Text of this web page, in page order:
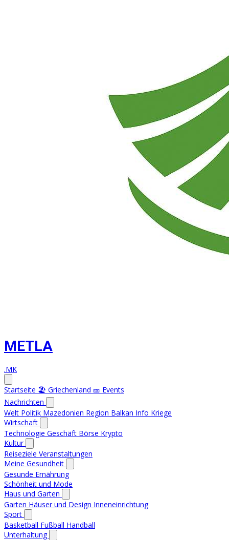
METLA
.MK
Startseite 🏖️ Griechenland 🎫 Events
Nachrichten
Welt Politik Mazedonien Region Balkan Info Kriege
Wirtschaft
Technologie Geschäft Börse Krypto
Kultur
Reiseziele Veranstaltungen
Meine Gesundheit
Gesunde Ernährung
Schönheit und Mode
Haus und Garten
Garten Häuser und Design Inneneinrichtung
Sport
Basketball Fußball Handball
Unterhaltung